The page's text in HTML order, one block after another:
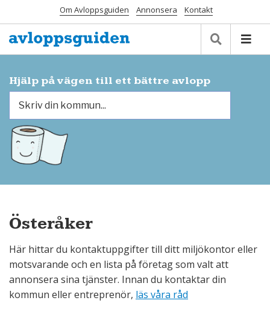
Om Avloppsguiden Annonsera Kontakt
Hjälp på vägen till ett bättre avlopp
Österåker
Här hittar du kontaktuppgifter till ditt miljökontor eller
motsvarande och en lista på företag som valt att
annonsera sina tjänster. Innan du kontaktar din
kommun eller entreprenör, läs våra råd